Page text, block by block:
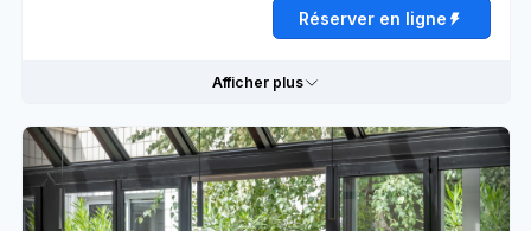
Réserver en ligne
Afficher plus
Détails pratiques